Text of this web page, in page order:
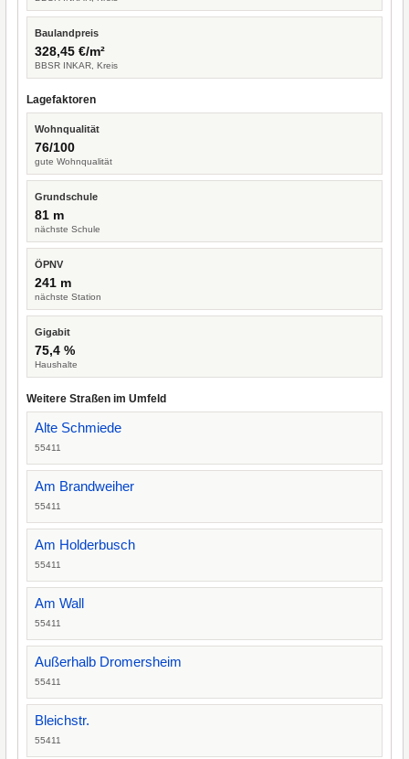
Baulandpreis
328,45 €/m²
BBSR INKAR, Kreis
Lagefaktoren
Wohnqualität
76/100
gute Wohnqualität
Grundschule
81 m
nächste Schule
ÖPNV
241 m
nächste Station
Gigabit
75,4 %
Haushalte
Weitere Straßen im Umfeld
Alte Schmiede
55411
Am Brandweiher
55411
Am Holderbusch
55411
Am Wall
55411
Außerhalb Dromersheim
55411
Bleichstr.
55411